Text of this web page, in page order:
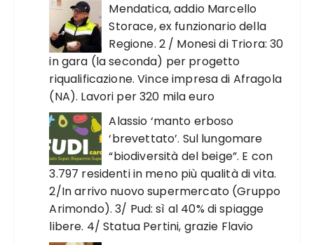
Mendatica, addio Marcello
Storace, ex funzionario della
Regione. 2 / Monesi di Triora: 30
in gara (la seconda) per progetto
riqualificazione. Vince impresa di Afragola
(NA). Lavori per 320 mila euro
Alassio ‘manto erboso
‘brevettato’. Sul lungomare
“biodiversità del beige”. E con
3.797 residenti in meno più qualità di vita.
2/In arrivo nuovo supermercato (Gruppo
Arimondo). 3/ Pud: sì al 40% di spiagge
libere. 4/ Statua Pertini, grazie Flavio